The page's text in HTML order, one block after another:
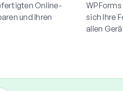
Online-
und Ihren
sich Ihre
allen